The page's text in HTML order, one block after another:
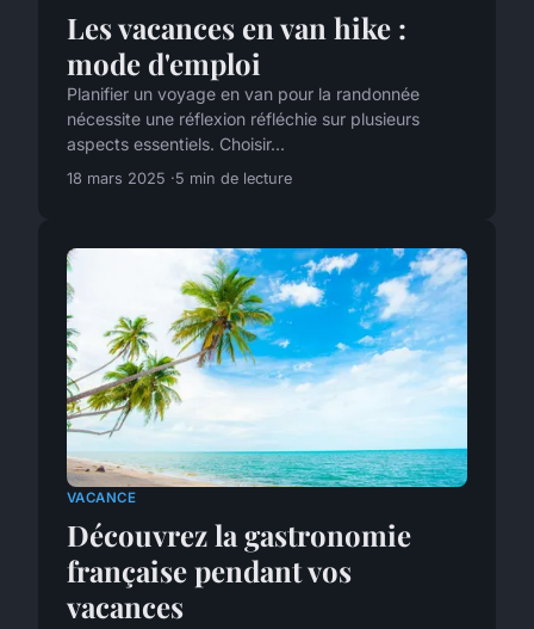
Les vacances en van hike :
mode d'emploi
Planifier un voyage en van pour la randonnée
nécessite une réflexion réfléchie sur plusieurs
aspects essentiels. Choisir...
18 mars 2025 5 min de lecture
VACANCE
Découvrez la gastronomie
française pendant vos
vacances